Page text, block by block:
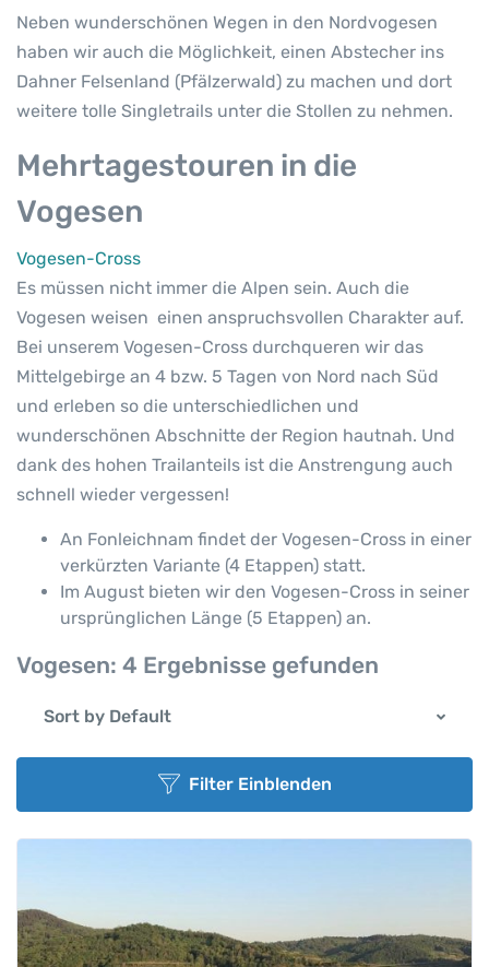
Neben wunderschönen Wegen in den Nordvogesen
haben wir auch die Möglichkeit, einen Abstecher ins
Dahner Felsenland (Pfälzerwald) zu machen und dort
weitere tolle Singletrails unter die Stollen zu nehmen.
Mehrtagestouren in die
Vogesen
Vogesen-Cross
Es müssen nicht immer die Alpen sein. Auch die
Vogesen weisen einen anspruchsvollen Charakter auf.
Bei unserem Vogesen-Cross durchqueren wir das
Mittelgebirge an 4 bzw. 5 Tagen von Nord nach Süd
und erleben so die unterschiedlichen und
wunderschönen Abschnitte der Region hautnah. Und
dank des hohen Trailanteils ist die Anstrengung auch
schnell wieder vergessen!
An Fonleichnam findet der Vogesen-Cross in einer
verkürzten Variante (4 Etappen) statt.
Im August bieten wir den Vogesen-Cross in seiner
ursprünglichen Länge (5 Etappen) an.
Vogesen: 4 Ergebnisse gefunden
Sort by Default
Filter Einblenden